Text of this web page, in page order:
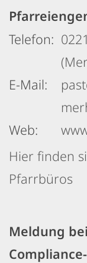
Telefon:
E-Mail:
Web:
Hier finden
Pfarrbüros
Meldung